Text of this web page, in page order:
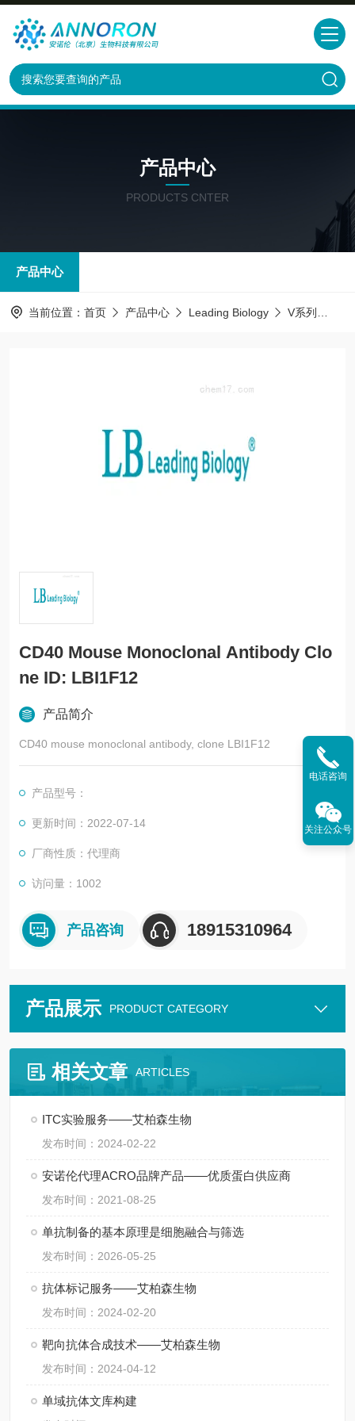
产品中心
PRODUCTS CNTER
产品中心
当前位置： 首页 产品中心 Leading Biology V系列
CD40 Mouse Monoclonal Antibody Clo
ne ID: LBI1F12
产品简介
CD40 mouse monoclonal antibody, clone LBI1F12
产品型号：
更新时间：2022-07-14
厂商性质：代理商
访问量：1002
产品咨询 18915310964
产品展示 PRODUCT CATEGORY
相关文章 ARTICLES
ITC实验服务——艾柏森生物
发布时间：2024-02-22
安诺伦代理ACRO品牌产品——优质蛋白供应商
发布时间：2021-08-25
单抗制备的基本原理是细胞融合与筛选
发布时间：2026-05-25
抗体标记服务——艾柏森生物
发布时间：2024-02-20
靶向抗体合成技术——艾柏森生物
发布时间：2024-04-12
单域抗体文库构建
电话咨询
关注公众号